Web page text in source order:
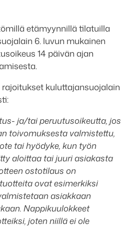
etämyynnillä tilatuilla
6. luvun mukainen
14 päivän ajan
rajoitukset kuluttajansuojalain
ja/tai peruutusoikeutta, jos
toivomuksesta valmistettu,
tai hyödyke, kun työn
aloittaa tai juuri asiakasta
ostotilaus on
ovat esimerkiksi
asiakkaan
Nappikuulokkeet
joten niillä ei ole